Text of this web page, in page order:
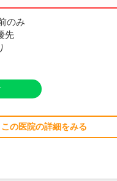
のみ
先
この医院の詳細をみる